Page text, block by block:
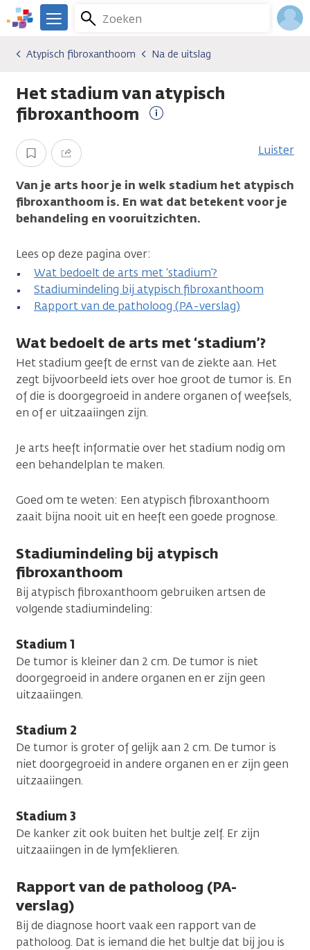
Overslaan
en
gaan
We
er
je.
Kanker.nl
Zoeken
Menu
Kankersoorten
Atypisch fibroxanthoom
Na de uitslag
Atypisch fibroxanthoom Na de uitslag
Het stadium van atypisch
fibroxanthoom
Opslaan Delen Luister
Van je arts hoor je in welk stadium het atypisch
fibroxanthoom is. En wat dat betekent voor je
behandeling en vooruitzichten.
Lees op deze pagina over:
Wat bedoelt de arts met ‘stadium’?
Stadiumindeling bij atypisch fibroxanthoom
Rapport van de patholoog (PA-verslag)
Wat bedoelt de arts met ‘stadium’?
Het stadium geeft de ernst van de ziekte aan. Het
zegt bijvoorbeeld iets over hoe groot de tumor is. En
of die is doorgegroeid in andere organen of weefsels,
en of er uitzaaiingen zijn.
Je arts heeft informatie over het stadium nodig om
een behandelplan te maken.
Goed om te weten: Een atypisch fibroxanthoom
zaait bijna nooit uit en heeft een goede prognose.
Stadiumindeling bij atypisch
fibroxanthoom
Bij atypisch fibroxanthoom gebruiken artsen de
volgende stadiumindeling:
Stadium 1
De tumor is kleiner dan 2 cm. De tumor is niet
doorgegroeid in andere organen en er zijn geen
uitzaaiingen.
Stadium 2
De tumor is groter of gelijk aan 2 cm. De tumor is
niet doorgegroeid in andere organen en er zijn geen
uitzaaiingen.
Stadium 3
De kanker zit ook buiten het bultje zelf. Er zijn
uitzaaiingen in de lymfeklieren.
Rapport van de patholoog (PA-
verslag)
Bij de diagnose hoort vaak een rapport van de
patholoog. Dat is iemand die het bultje dat bij jou is